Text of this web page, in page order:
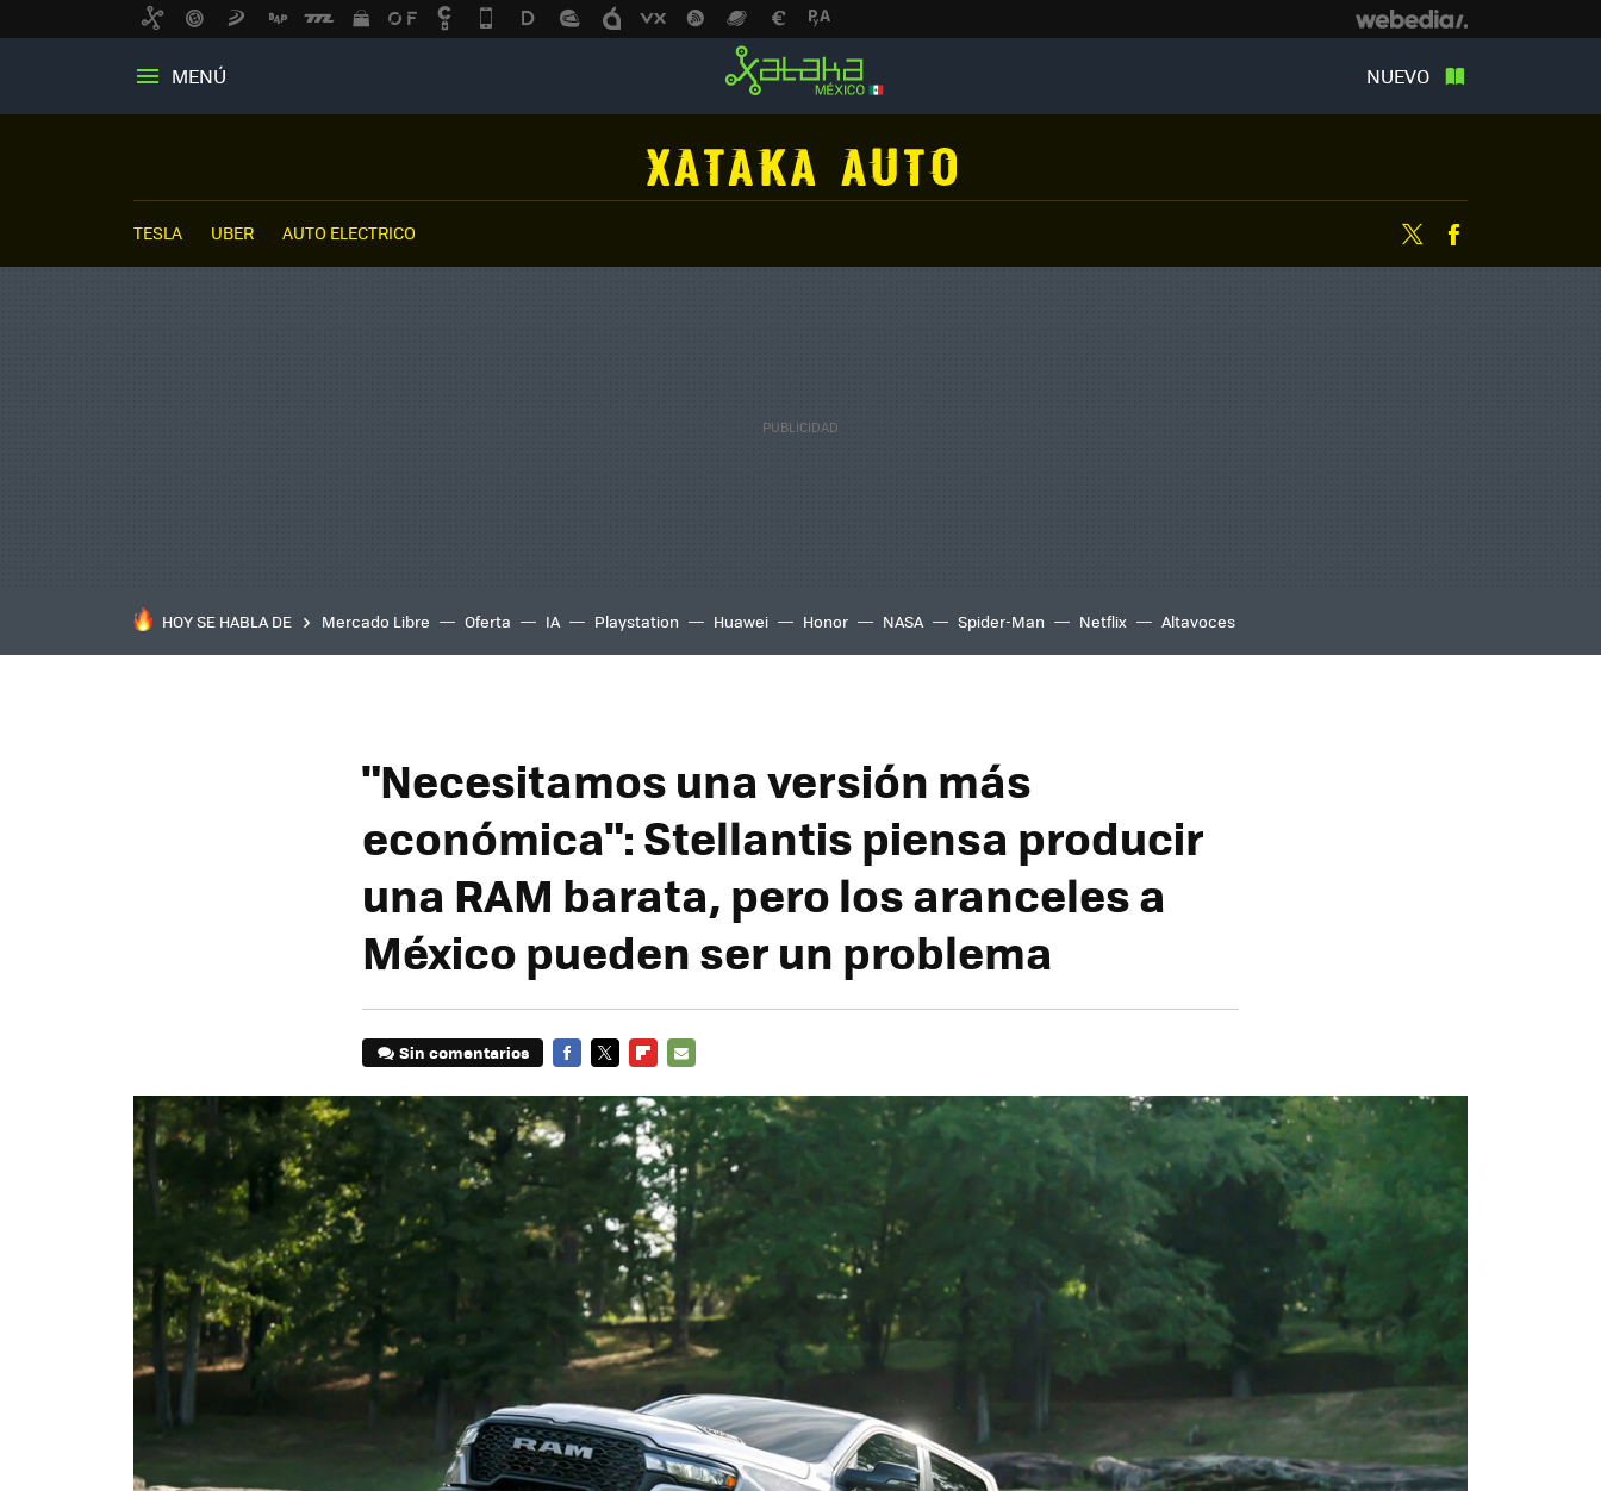
MENÚ NUEVO
TESLA UBER AUTO ELECTRICO Twitter
HOY SE HABLA DE Mercado Libre Oferta IA Playstation Huawei Honor NASA Spider-Man Netflix Altavoces
"Necesitamos una versión más
económica": Stellantis piensa producir
una RAM barata, pero los aranceles a
México pueden ser un problema
Sin comentarios
MAIL